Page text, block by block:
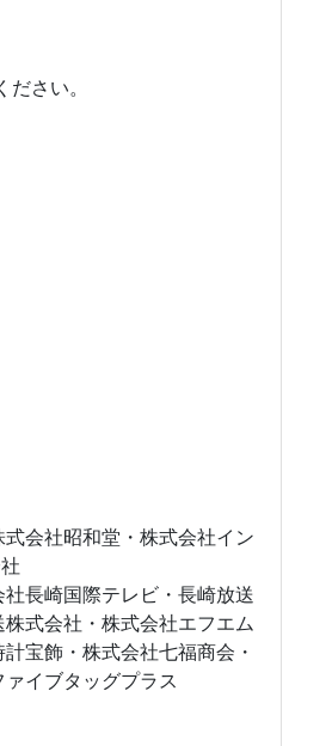
さい。
会社昭和堂・株式会社イン
長崎国際テレビ・長崎放送
式会社・株式会社エフエム
宝飾・株式会社七福商会・
イブタッグプラス